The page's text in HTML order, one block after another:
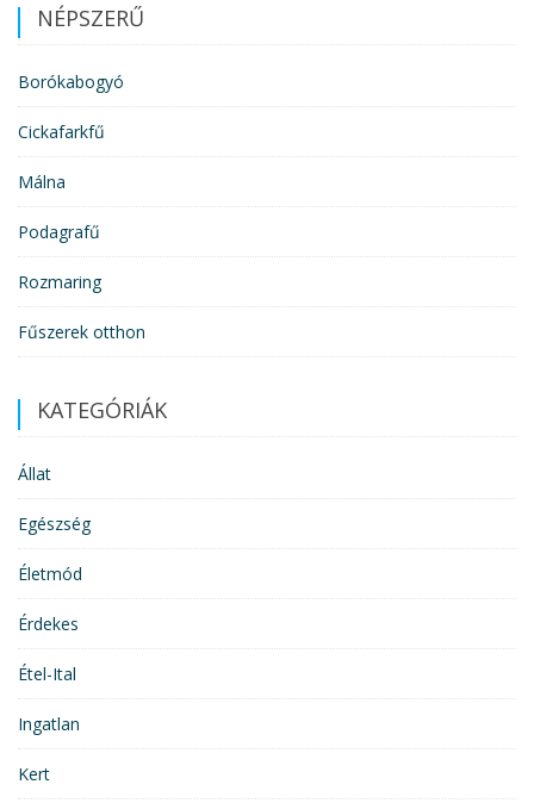
NÉPSZERŰ
Borókabogyó
Cickafarkfű
Málna
Podagrafű
Rozmaring
Fűszerek otthon
KATEGÓRIÁK
Állat
Egészség
Életmód
Érdekes
Étel-Ital
Ingatlan
Kert